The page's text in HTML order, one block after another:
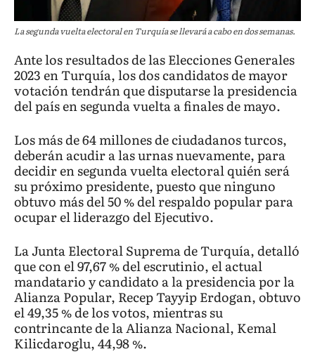
La segunda vuelta electoral en Turquía se llevará a cabo en dos semanas.
Ante los resultados de las Elecciones Generales
2023 en Turquía, los dos candidatos de mayor
votación tendrán que disputarse la presidencia
del país en segunda vuelta a finales de mayo.
Los más de 64 millones de ciudadanos turcos,
deberán acudir a las urnas nuevamente, para
decidir en segunda vuelta electoral quién será
su próximo presidente, puesto que ninguno
obtuvo más del 50 % del respaldo popular para
ocupar el liderazgo del Ejecutivo.
La Junta Electoral Suprema de Turquía, detalló
que con el 97,67 % del escrutinio, el actual
mandatario y candidato a la presidencia por la
Alianza Popular, Recep Tayyip Erdogan, obtuvo
el 49,35 % de los votos, mientras su
contrincante de la Alianza Nacional, Kemal
Kilicdaroglu, 44,98 %.